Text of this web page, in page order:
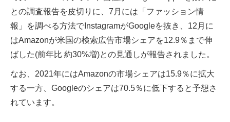
との調査報告を皮切りに、7月には「ファッション情
報」を調べる方法でInstagramがGoogleを抜き、12月に
はAmazonが米国の検索広告市場シェアを12.9％まで伸
ばした(前年比 約30%増)との見通しが報告されました。
なお、2021年にはAmazonの市場シェアは15.9％に拡大
する一方、Googleのシェアは70.5％に低下すると予想さ
れています。